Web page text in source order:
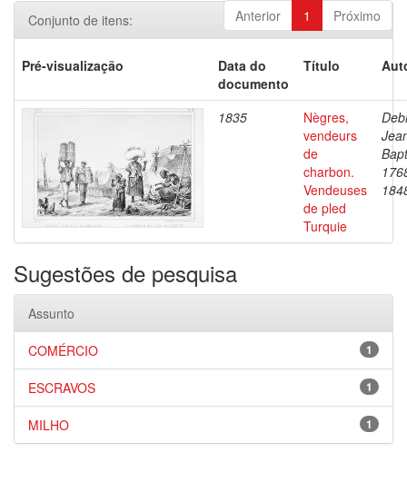
Anterior 1 Próximo
Conjunto de itens:
Pré-visualização
Data do
documento
Título
1835
Nègres,
vendeurs
de
charbon.
Vendeuses
de pled
Turquie
Sugestões de pesquisa
Assunto
1
COMÉRCIO
1
ESCRAVOS
1
MILHO